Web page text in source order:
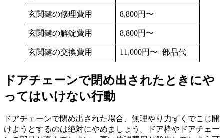
玄関鍵の修理費用 8,800円〜
玄関鍵の解錠費用 8,800円〜
玄関鍵の交換費用 11,000円〜+部品代
ドアチェーンで閉め出されたときにや
ってはいけない行動
ドアチェーンで閉め出された場合、無理やり力ずくでこじ開
けようとするのは絶対にやめましょう。
ドア枠やドアチェー